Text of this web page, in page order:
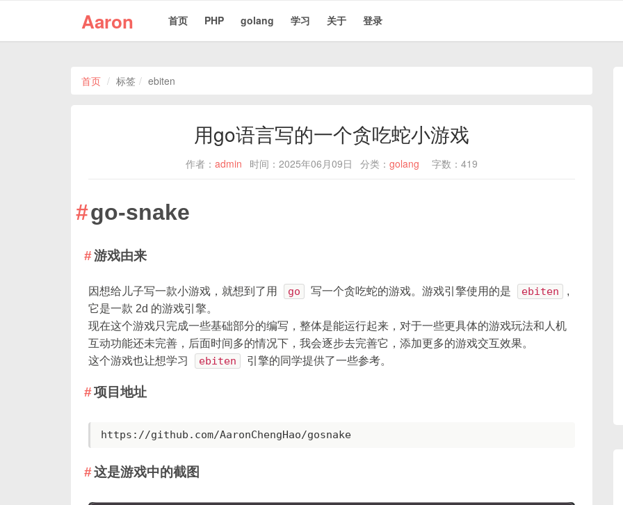
Aaron 首页 PHP golang 学习 关于 登录
首页 标签 ebiten
用go语言写的一个贪吃蛇小游戏
作者： admin 时间：2025年06月09日 分类： golang 字数：419
go-snake
游戏由来
因想给儿子写一款小游戏，就想到了用 go 写一个贪吃蛇的游戏。游戏引擎使用的是 ebiten
,
它是一款 2d 的游戏引擎。
现在这个游戏只完成一些基础部分的编写，整体是能运行起来，对于一些更具体的游戏玩法和人机
互动功能还未完善，后面时间多的情况下，我会逐步去完善它，添加更多的游戏交互效果。
这个游戏也让想学习
ebiten 引擎的同学提供了一些参考。
项目地址
https://github.com/AaronChengHao/gosnake
这是游戏中的截图